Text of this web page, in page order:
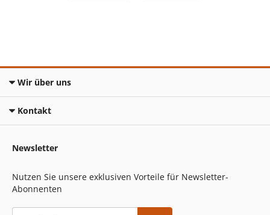
Wir über uns
Kontakt
Newsletter
Nutzen Sie unsere exklusiven Vorteile für Newsletter-
Abonnenten